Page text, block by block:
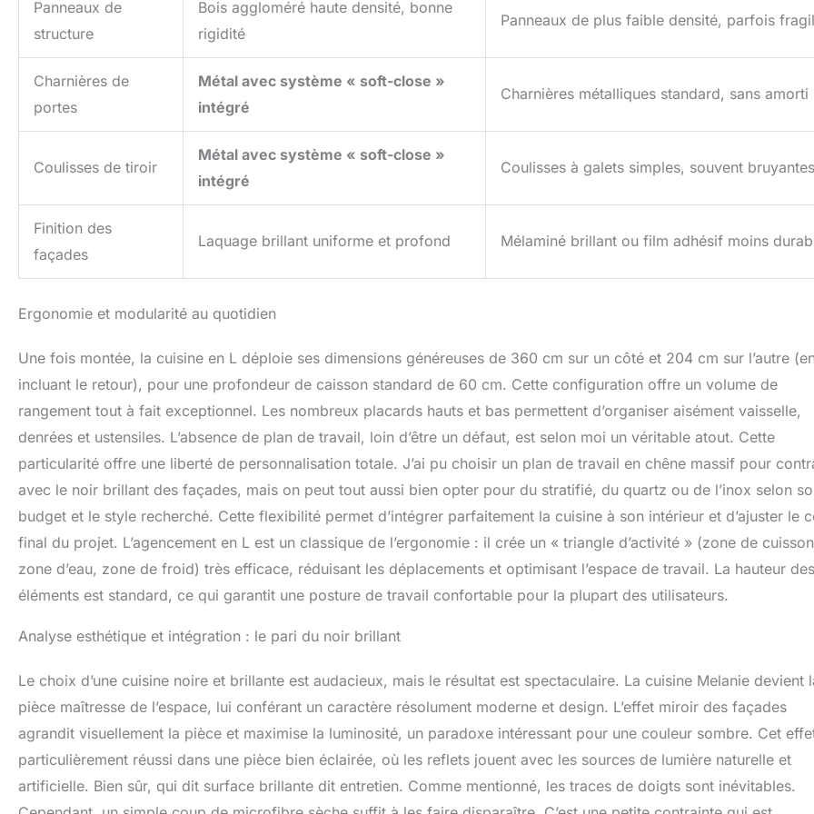
Panneaux de
structure
Bois aggloméré haute densité, bonne
rigidité
Panneaux de plus faible densité, parfois
Charnières de
portes
Métal avec système « soft-close »
intégré
Charnières métalliques standard, sans amorti
Coulisses de tiroir
Métal avec système « soft-close »
intégré
Coulisses à galets simples, souvent bruyantes
Finition des
façades
Laquage brillant uniforme et profond Mélaminé brillant ou film adhésif moins
Ergonomie et modularité au quotidien
Une fois montée, la cuisine en L déploie ses dimensions généreuses de 360 cm sur un côté et 204 cm sur l’autre
incluant le retour), pour une profondeur de caisson standard de 60 cm. Cette configuration offre un volume de
rangement tout à fait exceptionnel. Les nombreux placards hauts et bas permettent d’organiser aisément vaisselle,
denrées et ustensiles. L’absence de plan de travail, loin d’être un défaut, est selon moi un véritable atout. Cette
particularité offre une liberté de personnalisation totale. J’ai pu choisir un plan de travail en chêne massif pour
avec le noir brillant des façades, mais on peut tout aussi bien opter pour du stratifié, du quartz ou de l’inox selon
budget et le style recherché. Cette flexibilité permet d’intégrer parfaitement la cuisine à son intérieur et d’ajuster le
final du projet. L’agencement en L est un classique de l’ergonomie : il crée un « triangle d’activité » (zone de
zone d’eau, zone de froid) très efficace, réduisant les déplacements et optimisant l’espace de travail. La hauteur des
éléments est standard, ce qui garantit une posture de travail confortable pour la plupart des utilisateurs.
Analyse esthétique et intégration : le pari du noir brillant
Le choix d’une cuisine noire et brillante est audacieux, mais le résultat est spectaculaire. La cuisine Melanie devient
pièce maîtresse de l’espace, lui conférant un caractère résolument moderne et design. L’effet miroir des façades
agrandit visuellement la pièce et maximise la luminosité, un paradoxe intéressant pour une couleur sombre. Cet
particulièrement réussi dans une pièce bien éclairée, où les reflets jouent avec les sources de lumière naturelle et
artificielle. Bien sûr, qui dit surface brillante dit entretien. Comme mentionné, les traces de doigts sont inévitables.